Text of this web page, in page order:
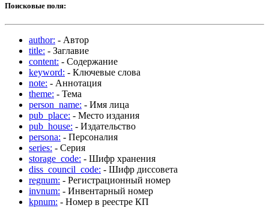
Поисковые поля:
author: - Автор
title: - Заглавие
content: - Содержание
keyword: - Ключевые слова
note: - Аннотация
theme: - Тема
person_name: - Имя лица
pub_place: - Место издания
pub_house: - Издательство
persona: - Персоналия
series: - Серия
storage_code: - Шифр хранения
diss_council_code: - Шифр диссовета
regnum: - Регистрационный номер
invnum: - Инвентарный номер
kpnum: - Номер в реестре КП